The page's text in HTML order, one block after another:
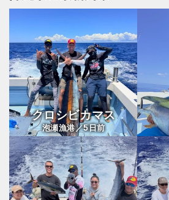
クロシビカマス
泡瀬漁港／5日前